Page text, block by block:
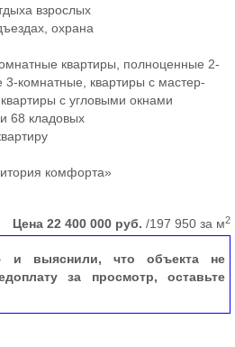
взрослых
охрана
квартиры, полноценные 2-
комнатные, квартиры с мастер-
с угловыми окнами
68 кладовых
комфорта»
Цена22 400 000 руб. /197 950 за м2
и выяснили, что объекта не
за просмотр, оставьте